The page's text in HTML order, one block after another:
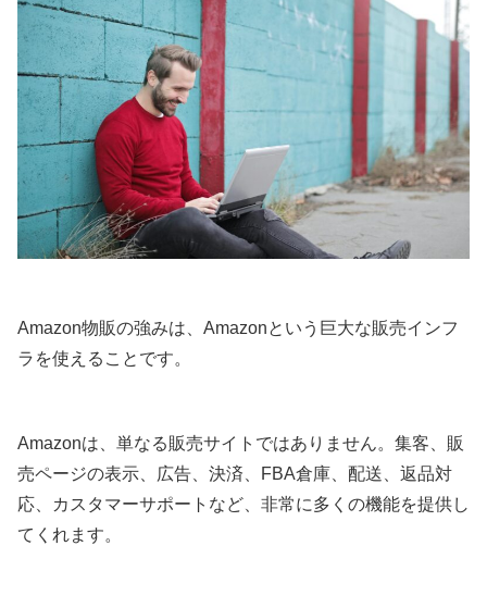
Amazon物販の強みは、Amazonという巨大な販売インフ
ラを使えることです。
Amazonは、単なる販売サイトではありません。集客、販
売ページの表示、広告、決済、FBA倉庫、配送、返品対
応、カスタマーサポートなど、非常に多くの機能を提供し
てくれます。